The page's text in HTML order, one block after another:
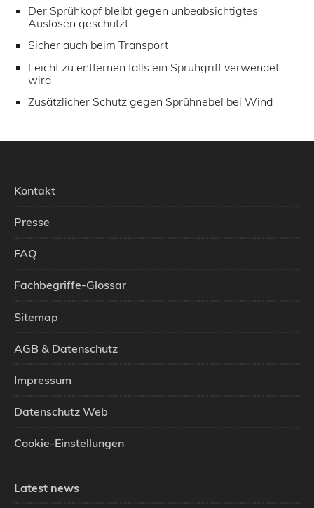
Der Sprühkopf bleibt gegen unbeabsichtigtes
Auslösen geschützt
Sicher auch beim Transport
Leicht zu entfernen falls ein Sprühgriff verwendet
wird
Zusätzlicher Schutz gegen Sprühnebel bei Wind
Kontakt
Presse
FAQ
Fachbegriffe-Glossar
Sitemap
AGB & Datenschutz
Impressum
Datenschutz Web
Cookie-Einstellungen
Latest news